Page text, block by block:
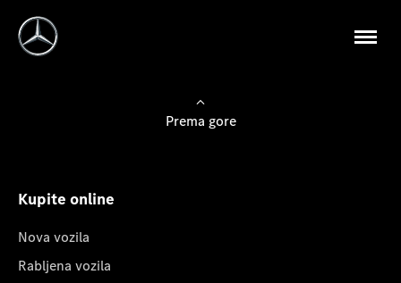
Prema gore
Kupite online
Nova vozila
Rabljena vozila